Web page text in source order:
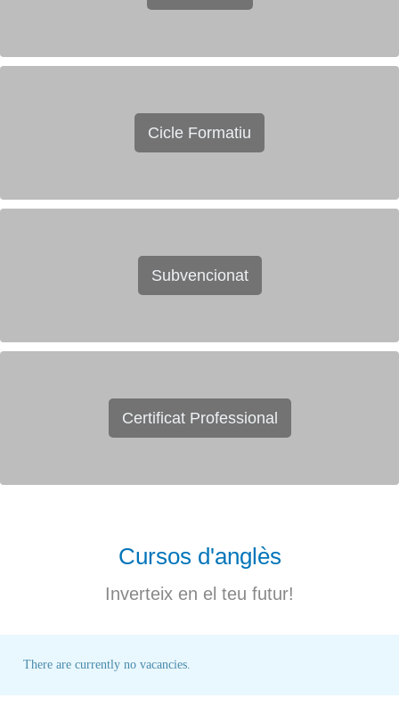
Cicle Formatiu
Subvencionat
Certificat Professional
Cursos d'anglès
Inverteix en el teu futur!
There are currently no vacancies.